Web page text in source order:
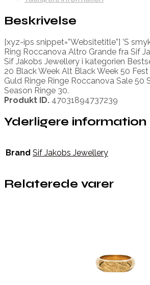
Beskrivelse
[xyz-ips snippet=”Websitetitle”] ’S
Ring Roccanova Altro Grande fra Sif
Sif Jakobs Jewellery i kategorien
20 Black Week Alt Black Week 50
Guld Ringe Ringe Roccanova Sale 50
Season Ringe 30.
Produkt ID. 47031894737239
Yderligere information
Brand Sif Jakobs Jewellery
Relaterede varer